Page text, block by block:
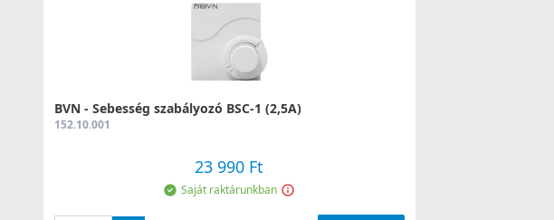
BVN - Sebesség szabályozó BSC-1 (2,5A)
152.10.001
23 990 Ft
Saját raktárunkban